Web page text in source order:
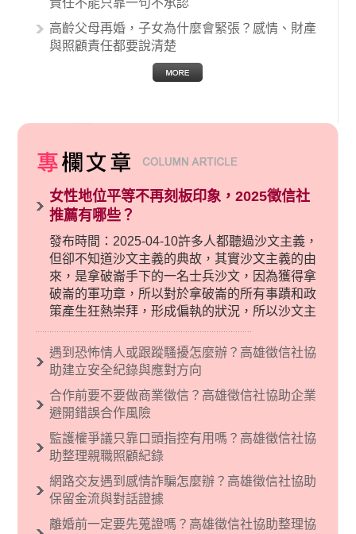
責任不能只靠一句不承認
高齡父母再婚，子女為什麼會緊張？感情、財產
與照顧責任都要說清楚
女性地位平等不再刻板印象，2025徵信社
推薦有哪些？
發布時間：2025-04-10許多人都聽過沙文主義，
但卻不知道沙文主義的典故，其實沙文主義的由
來，是拿破崙手下的一名士兵沙文，因為獲得拿
破崙的軍功章，所以對於拿破崙的所有事蹟和政
策產生狂熱崇拜，形成偏執的狀況，所以沙文主
義後來就被拿來暗指偏見和歧視，而且有沙文主
義傾向的人，通常對於自己的國家和民族有超強
烈的卓越感，因而瞧不起其他國家的人，所以沙
現了男性沙文…
遇到恐怖情人或跟蹤騷擾怎麼辦？高雄徵信社協
助建立安全紀錄與應對方向
合作前要不要做商業徵信？高雄徵信社協助企業
避開錯誤合作風險
監護權爭議只靠口頭指控有用嗎？高雄徵信社協
助整理親職照顧紀錄
網路交友遇到感情詐騙怎麼辦？高雄徵信社協助
保留金流與對話證據
離婚前一定要先蒐證嗎？高雄徵信社協助整理協